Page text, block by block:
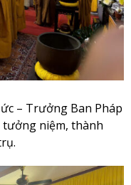
– Trưởng Ban Pháp
tưởng niệm, thành